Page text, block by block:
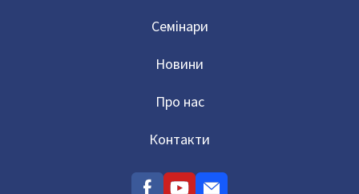
Семінари
Новини
Про нас
Контакти